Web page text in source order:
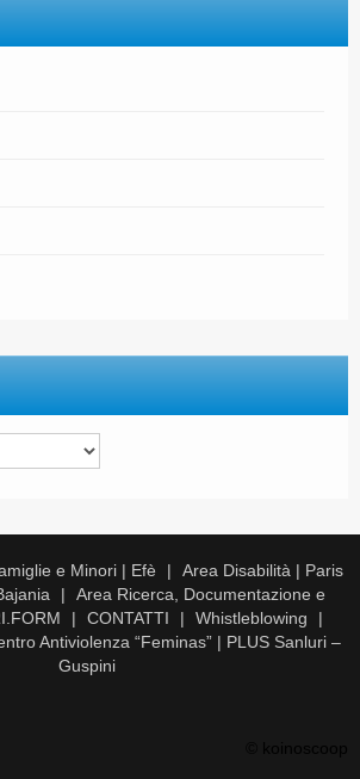
e Minori | Efè
Area Disabilità | Paris
Area Ricerca, Documentazione e
CONTATTI
Whistleblowing
Antiviolenza “Feminas” | PLUS Sanluri –
Guspini